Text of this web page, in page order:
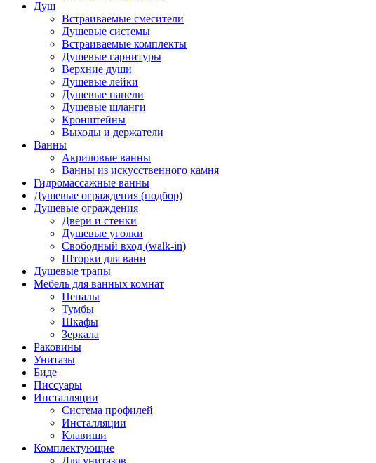
Душ
Встраиваемые смесители
Душевые системы
Встраиваемые комплекты
Душевые гарнитуры
Верхние души
Душевые лейки
Душевые панели
Душевые шланги
Кронштейны
Выходы и держатели
Ванны
Акриловые ванны
Ванны из искусственного камня
Гидромассажные ванны
Душевые ограждения (подбор)
Душевые ограждения
Двери и стенки
Душевые уголки
Свободный вход (walk-in)
Шторки для ванн
Душевые трапы
Мебель для ванных комнат
Пеналы
Тумбы
Шкафы
Зеркала
Раковины
Унитазы
Биде
Писсуары
Инсталляции
Система профилей
Инсталляции
Клавиши
Комплектующие
Для унитазов